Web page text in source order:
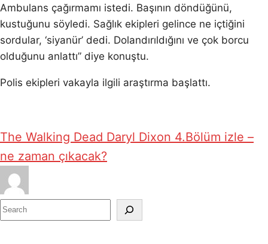
Ambulans çağırmamı istedi. Başının döndüğünü,
kustuğunu söyledi. Sağlık ekipleri gelince ne içtiğini
sordular, ‘siyanür’ dedi. Dolandırıldığını ve çok borcu
olduğunu anlattı” diye konuştu.
Polis ekipleri vakayla ilgili araştırma başlattı.
The Walking Dead Daryl Dixon 4.Bölüm izle –
ne zaman çıkacak?
S
e